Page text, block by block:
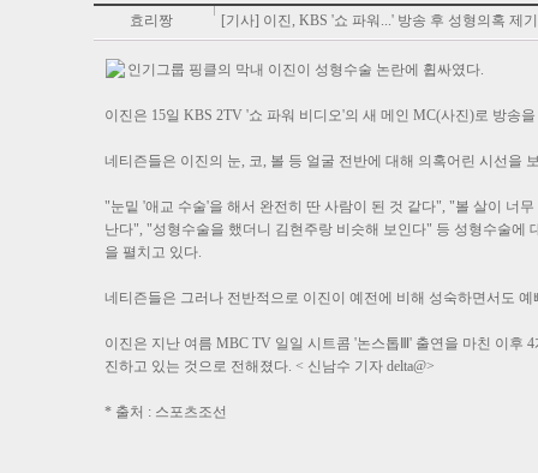
효리짱 [기사] 이진, KBS '쇼 파워...' 방송 후 성형의혹 제기
인기그룹 핑클의 막내 이진이 성형수술 논란에 휩싸였다.
이진은 15일 KBS 2TV '쇼 파워 비디오'의 새 메인 MC(사진)로 방송
네티즌들은 이진의 눈, 코, 볼 등 얼굴 전반에 대해 의혹어린 시선을
"눈밑 '애교 수술'을 해서 완전히 딴 사람이 된 것 같다", "볼 살이 너
난다", "성형수술을 했더니 김현주랑 비슷해 보인다" 등 성형수술에
을 펼치고 있다.
네티즌들은 그러나 전반적으로 이진이 예전에 비해 성숙하면서도
이진은 지난 여름 MBC TV 일일 시트콤 '논스톱Ⅲ' 출연을 마친 이후
진하고 있는 것으로 전해졌다. < 신남수 기자 delta@>
* 출처 : 스포츠조선